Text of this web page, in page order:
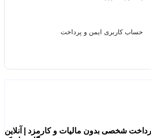
حساب کاربری ایمن و پرداخت
شخصی بدون مالیات و کارمزد | آنلاین